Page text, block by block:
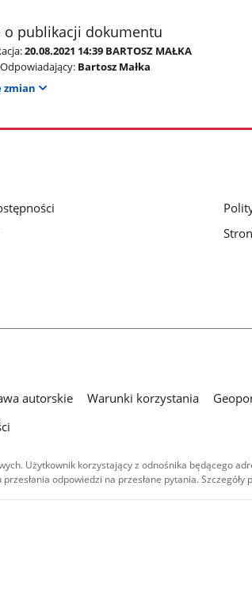
o publikacji dokumentu
20.08.2021 14:39 BARTOSZ MAŁKA
Bartosz Małka
zmian
autorskie Warunki korzystania
Użytkownik korzystający z odnośnika będącego
odpowiedzi na przesłane pytania.
są
- na tych samych
materiały audio i wideo,
użycie niekomercyjne -
inaczej.